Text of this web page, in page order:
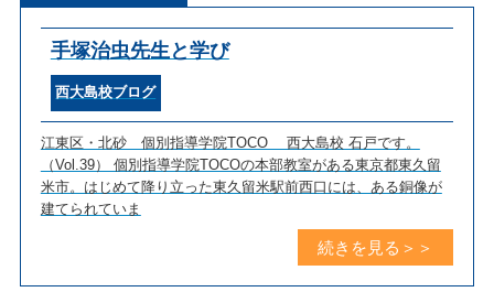
手塚治虫先生と学び
西大島校ブログ
江東区・北砂 個別指導学院TOCO 西大島校 石戸です。
（Vol.39） 個別指導学院TOCOの本部教室がある東京都東久留
米市。はじめて降り立った東久留米駅前西口には、ある銅像が
建てられていま